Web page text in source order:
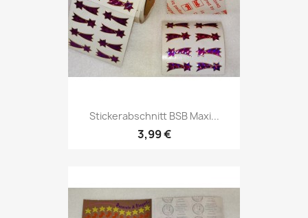
Stickerabschnitt BSB Maxi...
3,99 €